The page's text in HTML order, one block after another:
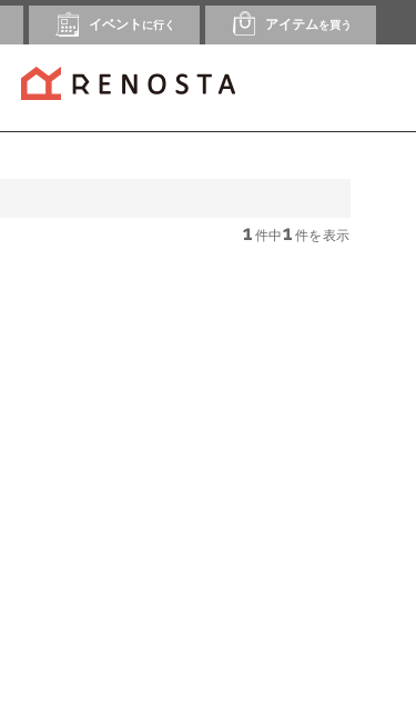
イベント に行く アイテムを買う
1 件中1 件を表示